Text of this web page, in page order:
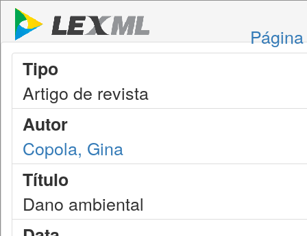
Tipo
Artigo de revista
Autor
Copola, Gina
Título
Dano ambiental